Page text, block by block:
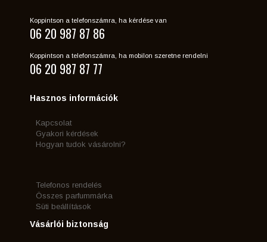
Koppintson a telefonszámra, ha kérdése van
06 20 987 87 86
Koppintson a telefonszámra, ha mobilon szeretne rendelni
06 20 987 87 77
Hasznos információk
Kapcsolat
Gyakori kérdések
Hogyan tudok vásárolni?
Telefonos rendelés
Összes parfummárka
Süti beállítások
Vásárlói biztonság